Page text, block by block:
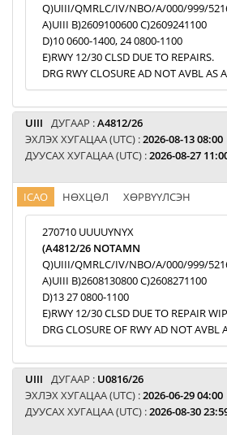
Q)UIII/QMRLC/IV/NBO/A/000/999/
A)UIII B)2609100600 C)2609241100
D)10 0600-1400, 24 0800-1100
E)RWY 12/30 CLSD DUE TO REPAIRS.
DRG RWY CLOSURE AD NOT AVBL AS
UIII ДУГААР :A4812/26
ЭХЛЭХ ХУГАЦАА (UTC) :2026-08-13 08:00
ДУУСАХ ХУГАЦАА (UTC) :2026-08-27
ICAO НӨХЦӨЛ ХӨРВҮҮЛСЭН
270710 UUUUYNYX
(A4812/26 NOTAMN
Q)UIII/QMRLC/IV/NBO/A/000/999/
A)UIII B)2608130800 C)2608271100
D)13 27 0800-1100
E)RWY 12/30 CLSD DUE TO REPAIR
DRG CLOSURE OF RWY AD NOT AVBL
UIII ДУГААР : U0816/26
ЭХЛЭХ ХУГАЦАА (UTC) :2026-06-29 04:00
ДУУСАХ ХУГАЦАА (UTC) :2026-08-30